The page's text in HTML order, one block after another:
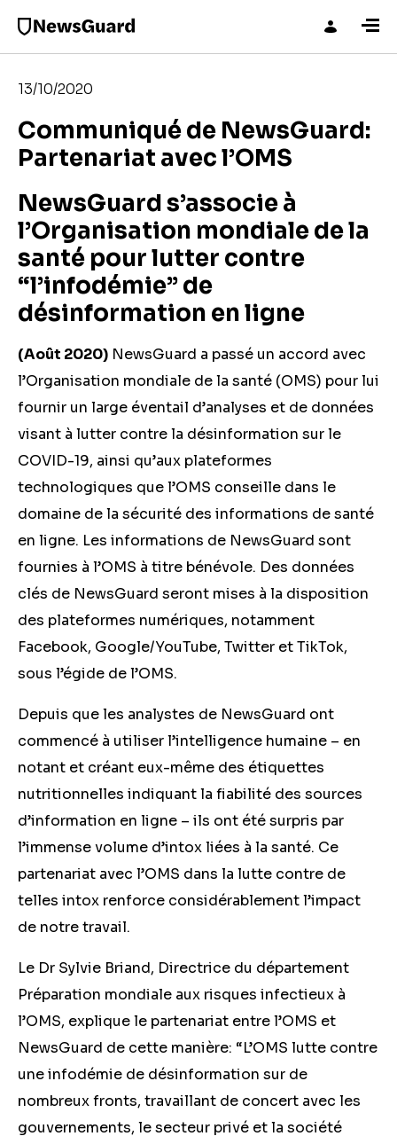
13/10/2020
Communiqué de NewsGuard:
Partenariat avec l’OMS
NewsGuard s’associe à
l’Organisation mondiale de la
santé pour lutter contre
“l’infodémie” de
désinformation en ligne
(Août 2020) NewsGuard a passé un accord avec
l’Organisation mondiale de la santé (OMS) pour lui
fournir un large éventail d’analyses et de données
visant à lutter contre la désinformation sur le
COVID-19, ainsi qu’aux plateformes
technologiques que l’OMS conseille dans le
domaine de la sécurité des informations de santé
en ligne. Les informations de NewsGuard sont
fournies à l’OMS à titre bénévole. Des données
clés de NewsGuard seront mises à la disposition
des plateformes numériques, notamment
Facebook, Google/YouTube, Twitter et TikTok,
sous l’égide de l’OMS.
Depuis que les analystes de NewsGuard ont
commencé à utiliser l’intelligence humaine – en
notant et créant eux-même des étiquettes
nutritionnelles indiquant la fiabilité des sources
d’information en ligne – ils ont été surpris par
l’immense volume d’intox liées à la santé. Ce
partenariat avec l’OMS dans la lutte contre de
telles intox renforce considérablement l’impact
de notre travail.
Le Dr Sylvie Briand, Directrice du département
Préparation mondiale aux risques infectieux à
l’OMS, explique le partenariat entre l’OMS et
NewsGuard de cette manière: “L’OMS lutte contre
une infodémie de désinformation sur de
nombreux fronts, travaillant de concert avec les
gouvernements, le secteur privé et la société